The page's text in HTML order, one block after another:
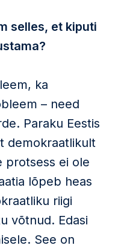
selles, et kiputi
ka
– need
Paraku Eestis
demokraatlikult
protsess ei ole
lõpeb heas
riigi
võtnud. Edasi
See on